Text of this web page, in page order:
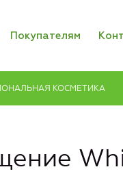
Покупателям
КОСМЕТИКА